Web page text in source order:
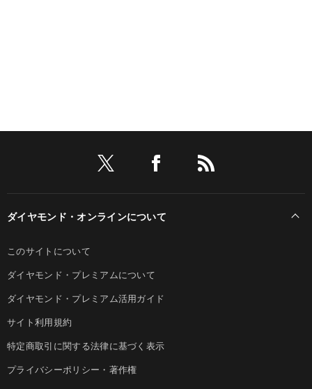
ダイヤモンド・オンラインについて
このサイトについて
ダイヤモンド・プレミアムについて
ダイヤモンド・プレミアム活用ガイド
サイト利用規約
特定商取引に関する法律に基づく表示
プライバシーポリシー・著作権